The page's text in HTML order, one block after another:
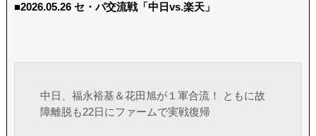
■2026.05.26 セ・パ交流戦「中日vs.楽天」
中日、福永裕基＆花田旭が１軍合流！ ともに故
障離脱も22日にファームで実戦復帰